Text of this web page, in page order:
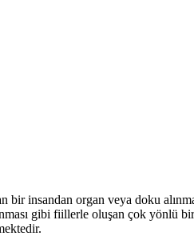
insandan organ veya doku
gibi fiillerle oluşan çok